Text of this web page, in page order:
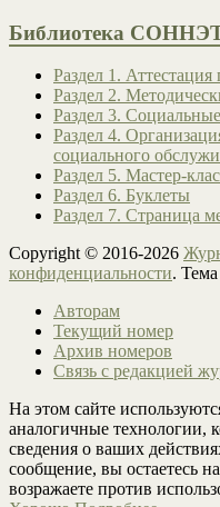
Библиотека
Раздел 1.
Раздел 2.
Раздел 3.
Раздел 4.
социального
Раздел 5. Мастер-
Раздел 6. Буклеты
Раздел 7. Страница
Copyright © 2016-2026
конфиденциальности.
Авторам
Текущий номер
Архив номеров
Связь с редакцией
На этом сайте
аналогичные технологии,
сведения о ваших
сообщение, вы остаетесь
возражаете против